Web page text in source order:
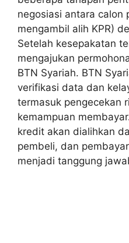
negosiasi antara calon
mengambil alih KPR)
Setelah kesepakatan
mengajukan
BTN Syariah. BTN
verifikasi data dan
termasuk pengecekan
kemampuan
kredit akan dialihkan
pembeli, dan
menjadi tanggung